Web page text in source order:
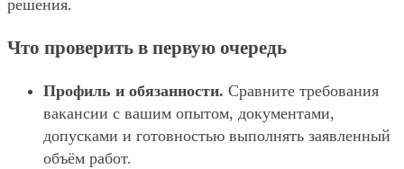
решения.
Что проверить в первую очередь
Профиль и обязанности. Сравните требования
вакансии с вашим опытом, документами,
допусками и готовностью выполнять заявленный
объём работ.